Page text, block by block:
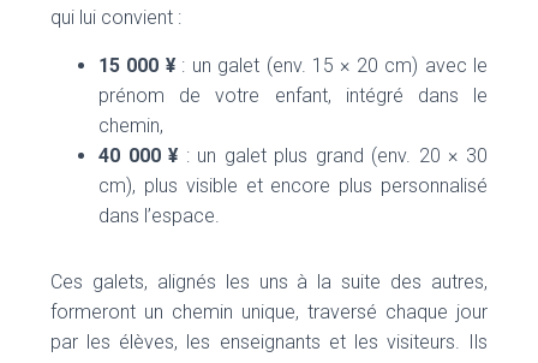
qui lui convient :
15 000 ¥: un galet (env. 15 × 20 cm) avec le
prénom de votre enfant, intégré dans le
chemin,
40 000 ¥ : un galet plus grand (env. 20 × 30
cm), plus visible et encore plus personnalisé
dans l’espace.
Ces galets, alignés les uns à la suite des autres,
formeront un chemin unique, traversé chaque jour
par les élèves, les enseignants et les visiteurs. Ils